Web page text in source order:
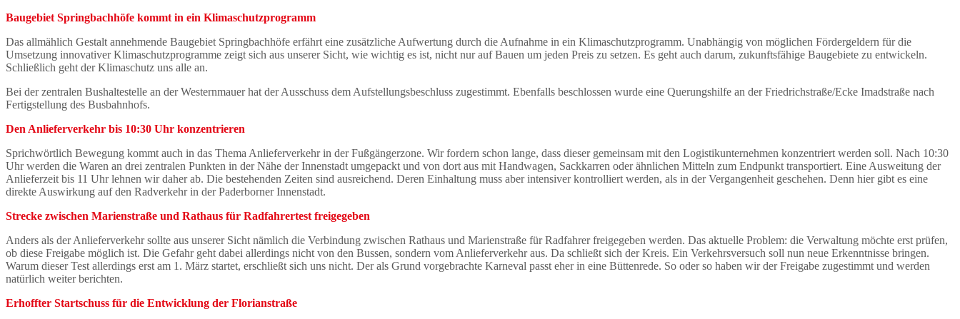
Baugebiet Springbachhöfe kommt in ein Klimaschutzprogramm
Das allmählich Gestalt annehmende Baugebiet Springbachhöfe erfährt eine zusätzliche Aufwertung durch die Aufnahme in ein Klimaschutzprogramm. Unabhängig von möglichen Fördergeldern für die
Umsetzung innovativer Klimaschutzprogramme zeigt sich aus unserer Sicht, wie wichtig es ist, nicht nur auf Bauen um jeden Preis zu setzen. Es geht auch darum, zukunftsfähige Baugebiete zu entwickeln.
Schließlich geht der Klimaschutz uns alle an.
Bei der zentralen Bushaltestelle an der Westernmauer hat der Ausschuss dem Aufstellungsbeschluss zugestimmt. Ebenfalls beschlossen wurde eine Querungshilfe an der Friedrichstraße/Ecke Imadstraße nach
Fertigstellung des Busbahnhofs.
Den Anlieferverkehr bis 10:30 Uhr konzentrieren
Sprichwörtlich Bewegung kommt auch in das Thema Anlieferverkehr in der Fußgängerzone. Wir fordern schon lange, dass dieser gemeinsam mit den Logistikunternehmen konzentriert werden soll. Nach 10:30
Uhr werden die Waren an drei zentralen Punkten in der Nähe der Innenstadt umgepackt und von dort aus mit Handwagen, Sackkarren oder ähnlichen Mitteln zum Endpunkt transportiert. Eine Ausweitung der
Anlieferzeit bis 11 Uhr lehnen wir daher ab. Die bestehenden Zeiten sind ausreichend. Deren Einhaltung muss aber intensiver kontrolliert werden, als in der Vergangenheit geschehen. Denn hier gibt es eine
direkte Auswirkung auf den Radverkehr in der Paderborner Innenstadt.
Strecke zwischen Marienstraße und Rathaus für Radfahrertest freigegeben
Anders als der Anlieferverkehr sollte aus unserer Sicht nämlich die Verbindung zwischen Rathaus und Marienstraße für Radfahrer freigegeben werden. Das aktuelle Problem: die Verwaltung möchte erst prüfen,
ob diese Freigabe möglich ist. Die Gefahr geht dabei allerdings nicht von den Bussen, sondern vom Anlieferverkehr aus. Da schließt sich der Kreis. Ein Verkehrsversuch soll nun neue Erkenntnisse bringen.
Warum dieser Test allerdings erst am 1. März startet, erschließt sich uns nicht. Der als Grund vorgebrachte Karneval passt eher in eine Büttenrede. So oder so haben wir der Freigabe zugestimmt und werden
natürlich weiter berichten.
Erhoffter Startschuss für die Entwicklung der Florianstraße